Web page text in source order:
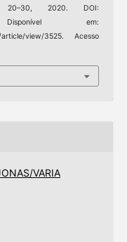
2020. DOI:
Disponível em:
article/view/3525. Acesso
VARIA